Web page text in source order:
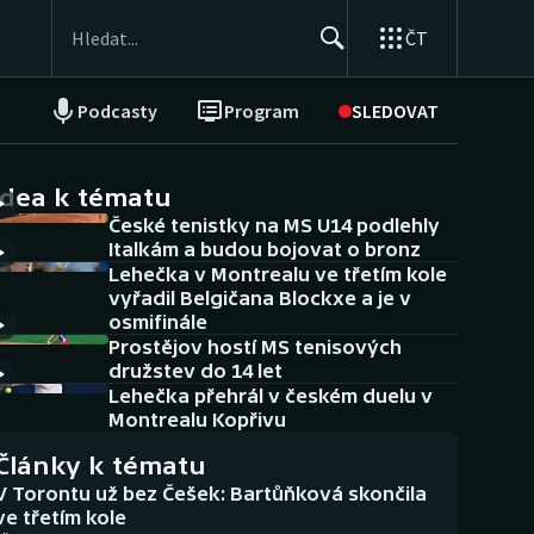
ČT
Podcasty Program SLEDOVAT
NEPŘEHLÉDNĚTE
Historické návraty
Aplikace ČT sport
AZ kvíz
k tématu
České tenistky na MS U14 podlehly
Italkám a budou bojovat o bronz
Lehečka v Montrealu ve třetím kole
vyřadil Belgičana Blockxe a je v
osmifinále
Prostějov hostí MS tenisových
družstev do 14 let
Lehečka přehrál v českém duelu v
Montrealu Kopřivu
k tématu
Torontu už bez Češek: Bartůňková skončila
třetím kole